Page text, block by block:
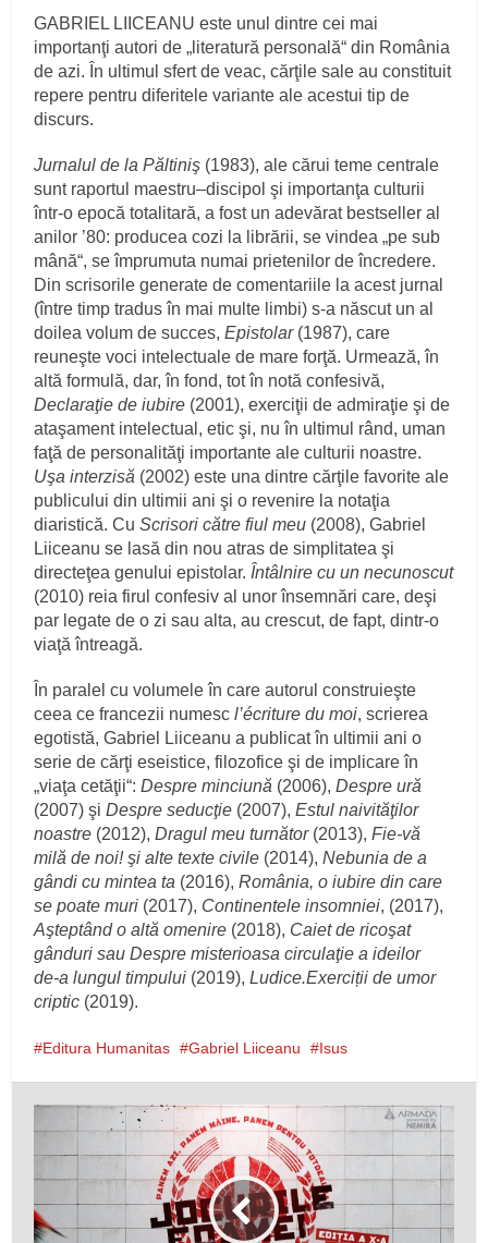
GABRIEL LIICEANU este unul dintre cei mai
importanţi autori de „literatură personală“ din România
de azi. În ultimul sfert de veac, cărţile sale au constituit
repere pentru diferitele variante ale acestui tip de
discurs.
Jurnalul de la Păltiniş (1983), ale cărui teme centrale
sunt raportul maestru–discipol şi importanţa culturii
într-o epocă totalitară, a fost un adevărat bestseller al
anilor ’80: producea cozi la librării, se vindea „pe sub
mână“, se împrumuta numai prietenilor de încredere.
Din scrisorile generate de comentariile la acest jurnal
(între timp tradus în mai multe limbi) s-a născut un al
doilea volum de succes,Epistolar(1987), care
reuneşte voci intelectuale de mare forţă. Urmează, în
altă formulă, dar, în fond, tot în notă confesivă,
Declaraţie de iubire (2001), exerciţii de admiraţie şi de
ataşament intelectual, etic şi, nu în ultimul rând, uman
faţă de personalităţi importante ale culturii noastre.
Uşa interzisă (2002) este una dintre cărţile favorite ale
publicului din ultimii ani şi o revenire la notaţia
diaristică. CuScrisori către fiul meu (2008), Gabriel
Liiceanu se lasă din nou atras de simplitatea şi
directeţea genului epistolar. Întâlnire cu un necunoscut
(2010) reia firul confesiv al unor însemnări care, deşi
par legate de o zi sau alta, au crescut, de fapt, dintr-o
viaţă întreagă.
În paralel cu volumele în care autorul construieşte
ceea ce francezii numescl’écriture du moi, scrierea
egotistă, Gabriel Liiceanu a publicat în ultimii ani o
serie de cărţi eseistice, filozofice şi de implicare în
„viaţa cetăţii“:Despre minciună (2006),Despre ură
(2007) şiDespre seducţie (2007),Estul naivităţilor
noastre (2012),Dragul meu turnător(2013),Fie-vă
milă de noi! şi alte texte civile (2014),Nebunia de a
gândi cu mintea ta (2016),România, o iubire din care
se poate muri (2017), Continentele insomniei, (2017),
Aşteptând o altă omenire (2018), Caiet de ricoşat
gânduri sau Despre misterioasa circulaţie a ideilor
de‑a lungul timpului (2019),Ludice.Exerciții de umor
criptic (2019).
Editura Humanitas Gabriel Liiceanu Isus